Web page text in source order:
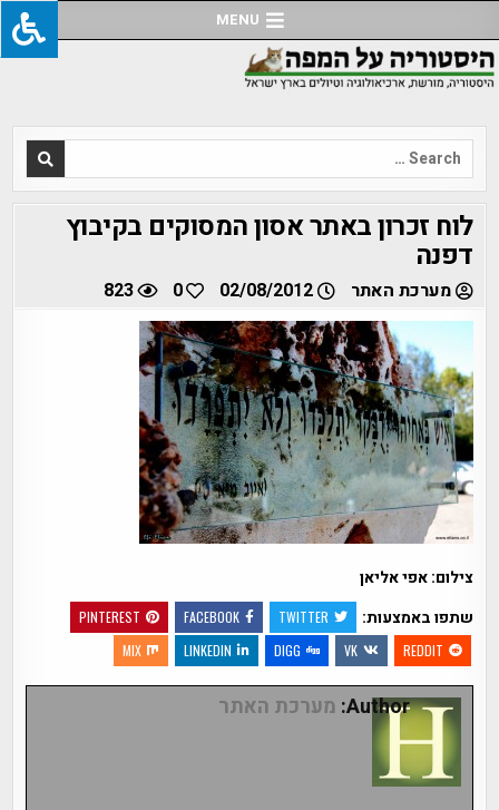
to
content
MENU
Search
for:
לוח זכרון באתר אסון המסוקים בקיבוץ
דפנה
מערכת האתר 02/08/2012
0
823
צילום: אפי אליאן
שתפו באמצעות:
TWITTER
FACEBOOK
PINTEREST
REDDIT
VK
DIGG
LINKEDIN
MIX
Author: מערכת האתר